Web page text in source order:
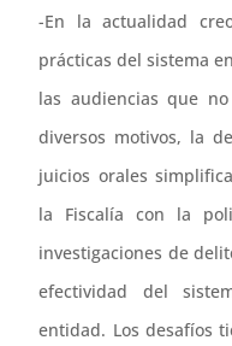
-En la actualidad
prácticas del sistema
las audiencias que
diversos motivos, la
juicios orales
la Fiscalía con la
investigaciones de
efectividad del
entidad. Los desafíos